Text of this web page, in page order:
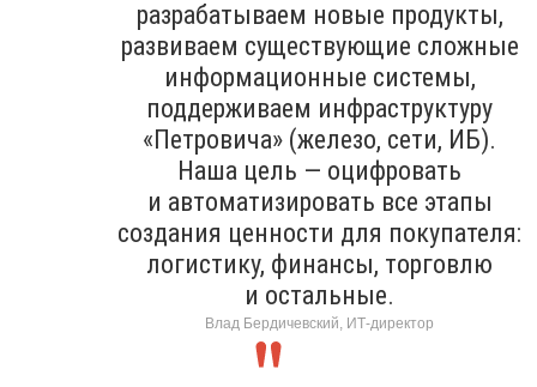
разрабатываем новые продукты,
развиваем существующие сложные
информационные системы,
поддерживаем инфраструктуру
«Петровича» (железо, сети, ИБ).
Наша цель — оцифровать
и автоматизировать все этапы
создания ценности для покупателя:
логистику, финансы, торговлю
и остальные.
Влад Бердичевский, ИТ-директор